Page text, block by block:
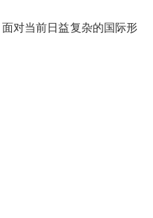
对当前日益复杂的国际形